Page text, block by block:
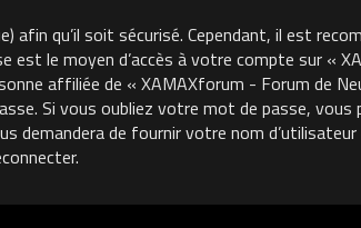
afin qu’il soit sécurisé. Cependant, il est
le moyen d’accès à votre compte sur «
affiliée de « XAMAXforum - Forum de
Si vous oubliez votre mot de passe, vous
demandera de fournir votre nom